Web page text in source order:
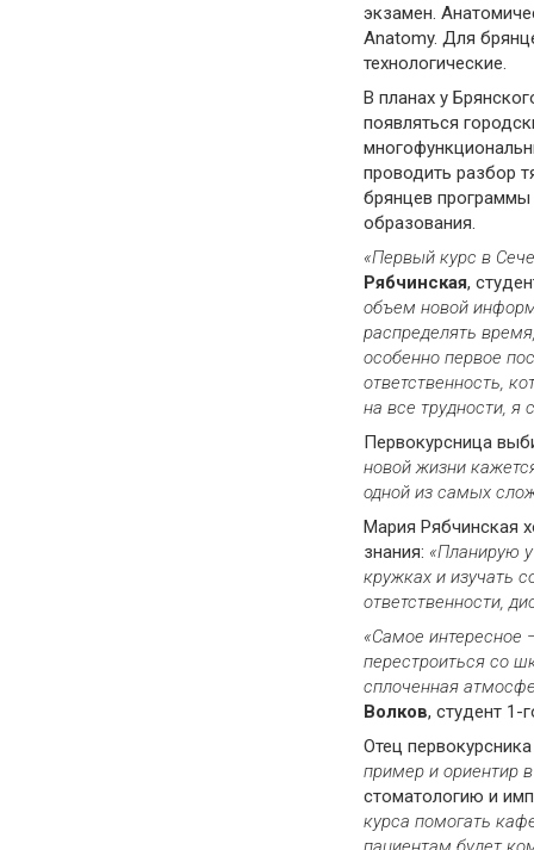
экзамен.
Anatomy. Для
технологические.
В планах у
появляться
проводить разбор
брянцев программы
образования.
«Первый курс в
Рябчинская,
объем новой
распределять
особенно первое
ответственность,
на все трудности, я
Первокурсница
новой жизни
одной из самых
Мария Рябчинская
знания: «Планирую
кружках и изучать
ответственности,
«Самое интересное
перестроиться со
сплоченная
Волков, студент 1-
Отец
пример и ориентир
стоматологию и
курса помогать